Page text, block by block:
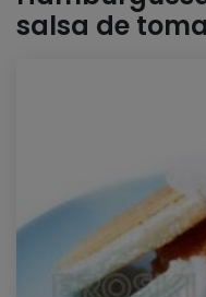
salsa de